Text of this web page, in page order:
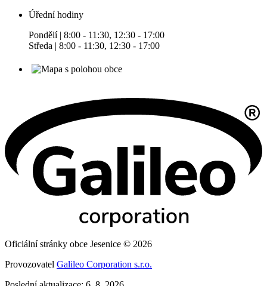
Úřední hodiny
Pondělí | 8:00 - 11:30, 12:30 - 17:00
Středa | 8:00 - 11:30, 12:30 - 17:00
Oficiální stránky obce Jesenice © 2026
Provozovatel Galileo Corporation s.r.o.